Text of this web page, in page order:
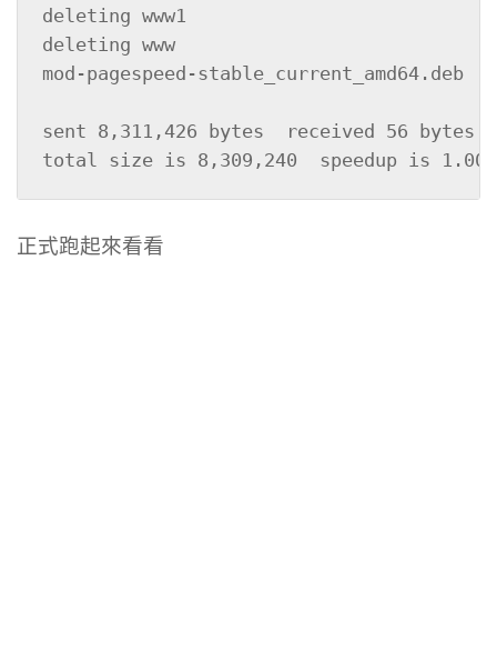
deleting www1
deleting www
mod-pagespeed-stable_current_amd64.deb
sent 8,311,426 bytes  received 56 bytes
total size is 8,309,240  speedup is 1.00
正式跑起來看看